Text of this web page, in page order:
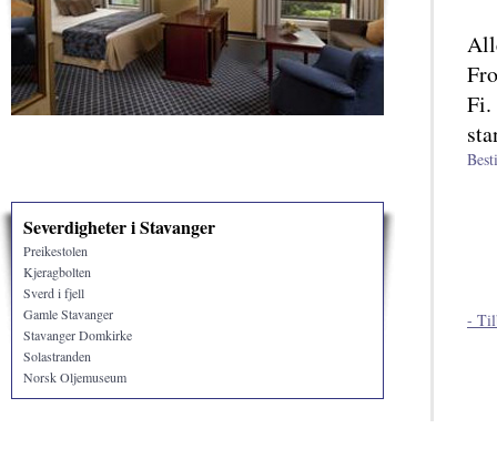
Severdigheter i Stavanger
Preikestolen
Kjeragbolten
Sverd i fjell
Gamle Stavanger
Stavanger Domkirke
Solastranden
Norsk Oljemuseum
Fi.
-